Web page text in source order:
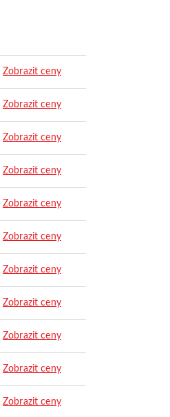
Zobrazit ceny
Zobrazit ceny
Zobrazit ceny
Zobrazit ceny
Zobrazit ceny
Zobrazit ceny
Zobrazit ceny
Zobrazit ceny
Zobrazit ceny
Zobrazit ceny
Zobrazit ceny